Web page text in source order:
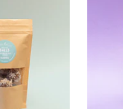
Ca...